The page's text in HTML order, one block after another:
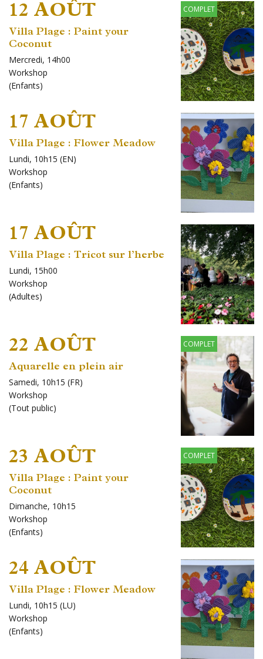
12 AOÛT COMPLET
Villa Plage : Paint your
Coconut
Mercredi, 14h00
Workshop
(Enfants)
17 AOÛT
Villa Plage : Flower Meadow
Lundi, 10h15 (EN)
Workshop
(Enfants)
17 AOÛT
Villa Plage : Tricot sur l’herbe
Lundi, 15h00
Workshop
(Adultes)
22 AOÛT COMPLET
Aquarelle en plein air
Samedi, 10h15 (FR)
Workshop
(Tout public)
23 AOÛT COMPLET
Villa Plage : Paint your
Coconut
Dimanche, 10h15
Workshop
(Enfants)
24 AOÛT
Villa Plage : Flower Meadow
Lundi, 10h15 (LU)
Workshop
(Enfants)